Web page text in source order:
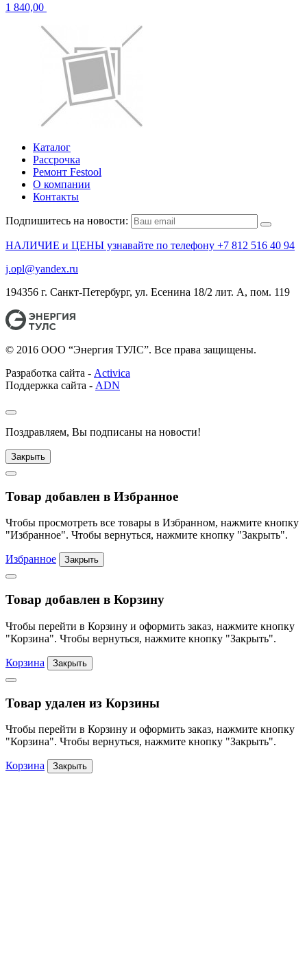
1 840,00
Каталог
Рассрочка
Ремонт Festool
О компании
Контакты
Подпишитесь на новости:
НАЛИЧИЕ и ЦЕНЫ узнавайте по телефону +7 812 516 40 94
j.opl@yandex.ru
194356 г. Санкт-Петербург, ул. Есенина 18/2 лит. А, пом. 119
© 2016 ООО “Энергия ТУЛС”. Все права защищены.
Разработка сайта - Activica
Поддержка сайта - ADN
Поздравляем, Вы подписаны на новости!
Закрыть
Товар добавлен в Избранное
Чтобы просмотреть все товары в Избранном, нажмите кнопку
"Избранное". Чтобы вернуться, нажмите кнопку "Закрыть".
Избранное Закрыть
Товар добавлен в Корзину
Чтобы перейти в Корзину и оформить заказ, нажмите кнопку
"Корзина". Чтобы вернуться, нажмите кнопку "Закрыть".
Корзина Закрыть
Товар удален из Корзины
Чтобы перейти в Корзину и оформить заказ, нажмите кнопку
"Корзина". Чтобы вернуться, нажмите кнопку "Закрыть".
Корзина Закрыть